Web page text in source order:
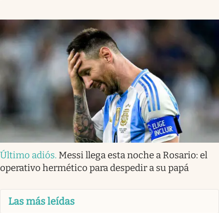
Último adiós. Messi llega esta noche a Rosario: el
operativo hermético para despedir a su papá
Las más leídas